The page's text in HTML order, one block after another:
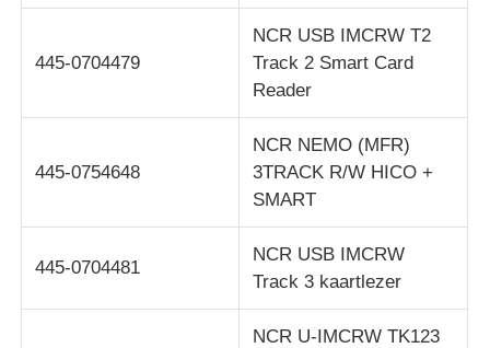
445-0704479
NCR USB IMCRW T2
Track 2 Smart Card
Reader
445-0754648
NCR NEMO (MFR)
3TRACK R/W HICO +
SMART
445-0704481
NCR USB IMCRW
Track 3 kaartlezer
NCR U-IMCRW TK123